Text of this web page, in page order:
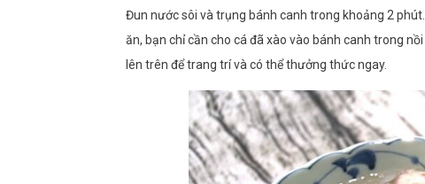
Đun nước sôi và trụng bánh canh trong khoảng 2
ăn, bạn chỉ cần cho cá đã xào vào bánh canh trong
lên trên để trang trí và có thể thưởng thức ngay.